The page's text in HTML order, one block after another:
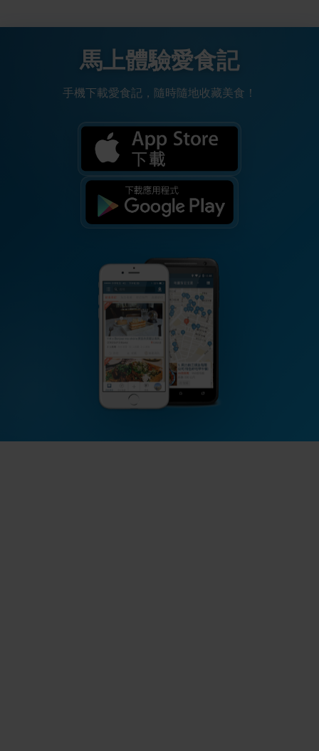
馬上體驗愛食記
手機下載愛食記，隨時隨地收藏美食！